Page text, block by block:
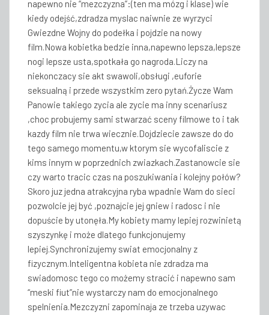
napewno nie “mezczyzna”:(ten ma mózg i klase) wie
kiedy odejść,zdradza myslac naiwnie ze wyrzyci
Gwiezdne Wojny do podełka i pojdzie na nowy
film.Nowa kobietka bedzie inna,napewno lepsza,lepsze
nogi lepsze usta,spotkała go nagroda.Liczy na
niekonczacy sie akt swawoli,obsługi ,euforie
seksualną i przede wszystkim zero pytań.Życze Wam
Panowie takiego zycia ale zycie ma inny scenariusz
,choc probujemy sami stwarzać sceny filmowe to i tak
kazdy film nie trwa wiecznie.Dojdziecie zawsze do do
tego samego momentu,w ktorym sie wycofaliscie z
kims innym w poprzednich zwiazkach.Zastanowcie sie
czy warto tracic czas na poszukiwania i kolejny połów?
Skoro juz jedna atrakcyjna ryba wpadnie Wam do sieci
pozwolcie jej być ,poznajcie jej gniew i radosc i nie
dopuście by utonęła.My kobiety mamy lepiej rozwinietą
szyszynkę i może dlatego funkcjonujemy
lepiej.Synchronizujemy swiat emocjonalny z
fizycznym.Inteligentna kobieta nie zdradza ma
swiadomosc tego co możemy stracić i napewno sam
“meski fiut”nie wystarczy nam do emocjonalnego
spelnienia.Mezczyzni zapominaja ze trzeba uzywac